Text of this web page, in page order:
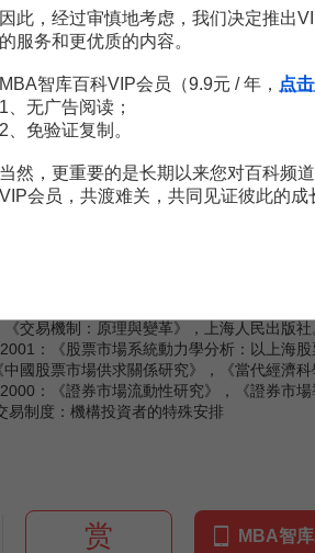
與市場公平
交易和針對不同投資者設定不同的
並沒有徹底犧牲公平，各交易所在以喪失
但都規定交易必須在場內執行；大宗交易一
及時監控，從而保證交易委托的合法性和
的政策目標來看，解決這兩者的矛盾還需
中的運用，促進證券機構日常監督、現場檢查和
證券監管的國際合作要不斷加強，特別是
交易機制：原理與變革》，上海人民出版社
：《股票市場系統動力學分析：以上海
國股票市場供求關係研究》，《當代經濟科
：《證券市場流動性研究》，《證券市場
易制度：機構投資者的特殊安排
赏 MBA智
因此，经过审慎地考虑，我们决定推出
的服务和更优质的内容。
MBA智库百科VIP会员（9.9元 / 年， 点
1、无广告阅读；
2、免验证复制。
当然，更重要的是长期以来您对百科频
VIP会员，共渡难关，共同见证彼此的成